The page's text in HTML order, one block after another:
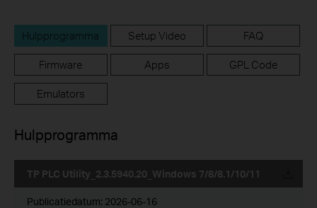
Hulpprogramma Setup Video FAQ
Firmware Apps GPL Code
Emulators
Hulpprogramma
TP PLC Utility_2.3.5940.20_Windows 7/8/8.1/10/11
Publicatiedatum: 2026-06-16